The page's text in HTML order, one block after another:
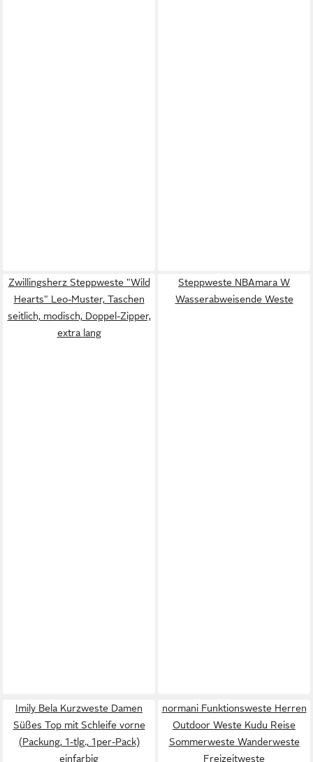
Zwillingsherz Steppweste "Wild
Hearts" Leo-Muster, Taschen
seitlich, modisch, Doppel-Zipper,
extra lang
Steppweste NBAmara W
Wasserabweisende Weste
Imily Bela Kurzweste Damen
Süßes Top mit Schleife vorne
(Packung, 1-tlg., 1per-Pack)
einfarbig
normani Funktionsweste Herren
Outdoor Weste Kudu Reise
Sommerweste Wanderweste
Freizeitweste